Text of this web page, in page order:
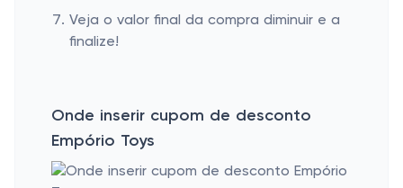
Veja o valor final da compra diminuir e a
finalize!
Onde inserir cupom de desconto
Empório Toys